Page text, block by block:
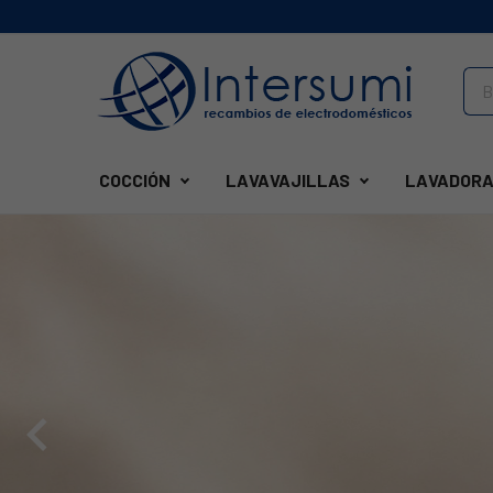
COCCIÓN LAVAVAJILLAS
